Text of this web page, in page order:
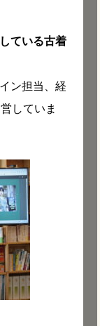
ている古着
ン担当、経
していま